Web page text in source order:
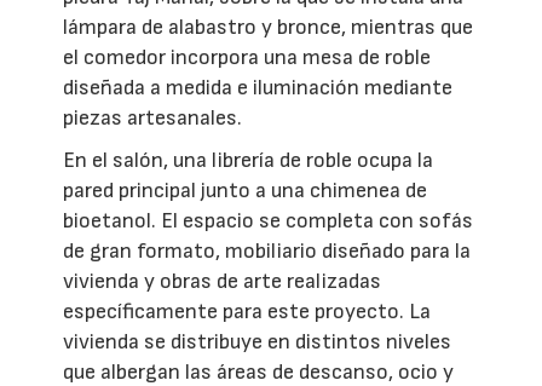
lámpara de alabastro y bronce, mientras que
el comedor incorpora una mesa de roble
diseñada a medida e iluminación mediante
piezas artesanales.
En el salón, una librería de roble ocupa la
pared principal junto a una chimenea de
bioetanol. El espacio se completa con sofás
de gran formato, mobiliario diseñado para la
vivienda y obras de arte realizadas
específicamente para este proyecto. La
vivienda se distribuye en distintos niveles
que albergan las áreas de descanso, ocio y